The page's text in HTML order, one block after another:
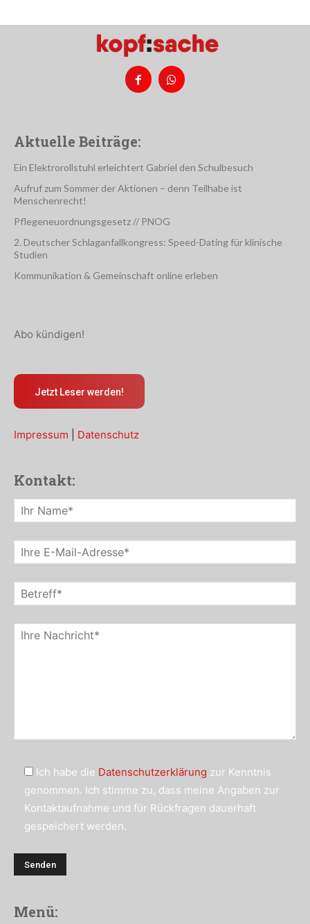
Aktuelle Beiträge:
Ein Elektrorollstuhl erleichtert Gabriel den Schulbesuch
Aufruf zum Sommer der Aktionen – denn Teilhabe ist
Menschenrecht!
Pflegeneuordnungsgesetz // PNOG
2. Deutscher Schlaganfallkongress: Speed-Dating für klinische
Studien
Kommunikation & Gemeinschaft online erleben
Abo kündigen!
Jetzt Leser werden!
Impressum Datenschutz
Kontakt:
Ich habe die Datenschutzerklärung zur Kenntnis
genommen. Ich stimme zu, dass meine Angaben zur
Kontaktaufnahme und für Rückfragen dauerhaft
gespeichert werden.
Menü: